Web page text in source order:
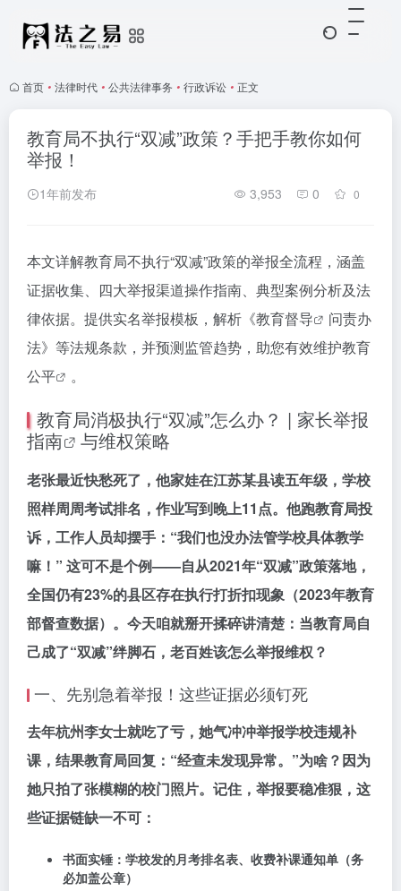
首页 • 法律时代 • 公共法律事务 • 行政诉讼 • 正文
教育局不执行“双减”政策？手把手教你如何
举报！
1年前发布 3,953 0 0
本文详解教育局不执行“双减”政策的举报全流程，涵盖
证据收集、四大举报渠道操作指南、典型案例分析及法
律依据。提供实名举报模板，解析《教育督导
问责办
法》等法规条款，并预测监管趋势，助您有效维护教育
公平
。
教育局消极执行“双减”怎么办？ | 家长举报
指南
与维权策略
老张最近快愁死了，他家娃在江苏某县读五年级，学校
照样周周考试排名，作业写到晚上11点。他跑教育局投
诉，工作人员却摆手：“我们也没办法管学校具体教学
嘛！” 这可不是个例——自从2021年“双减”政策落地，
全国仍有23%的县区存在执行打折扣现象（2023年教育
部督查数据）。今天咱就掰开揉碎讲清楚：当教育局自
己成了“双减”绊脚石，老百姓该怎么举报维权？
一、先别急着举报！这些证据必须钉死
去年杭州李女士就吃了亏，她气冲冲举报学校违规补
课，结果教育局回复：“经查未发现异常。”为啥？因为
她只拍了张模糊的校门照片。记住，举报要稳准狠，这
些证据链缺一不可：
书面实锤 ：学校发的月考排名表、收费补课通知单（务
必加盖公章）